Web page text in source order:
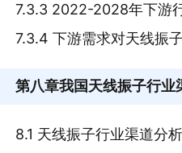
7.3.3 2022-2028年下游
7.3.4 下游需求对天线振
第八章我国天线振子行业
8.1 天线振子行业渠道分析